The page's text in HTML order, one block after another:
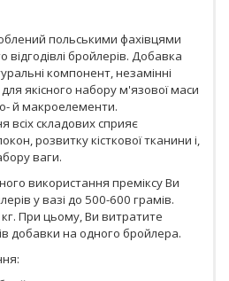
польськими фахівцями
відгодівлі бройлерів. Добавка
компонент, незамінні
якісного набору м'язової маси
й макроелементи.
всіх складових сприяє
розвитку кісткової тканини і,
ваги.
використання преміксу Ви
у вазі до 500-600 грамів.
При цьому, Ви витратите
добавки на одного бройлера.